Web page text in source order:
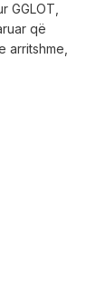
GGLOT,
që
arritshme,